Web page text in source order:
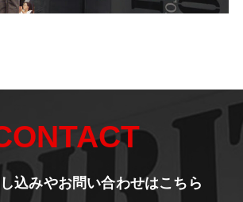
込みやお問い合わせはこちら